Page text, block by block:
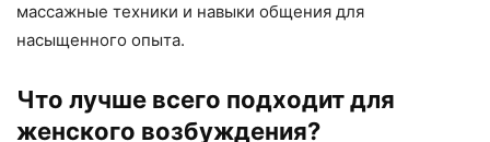
массажные техники и навыки общения для
насыщенного опыта.
Что лучше всего подходит для
женского возбуждения?